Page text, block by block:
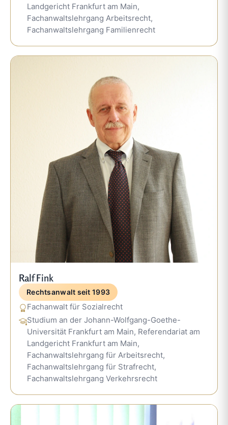
Landgericht Frankfurt am Main,
Fachanwaltslehrgang Arbeitsrecht,
Fachanwaltslehrgang Familienrecht
Ralf Fink
Rechtsanwalt seit 1993
Fachanwalt für Sozialrecht
Studium an der Johann-Wolfgang-Goethe-
Universität Frankfurt am Main, Referendariat am
Landgericht Frankfurt am Main,
Fachanwaltslehrgang für Arbeitsrecht,
Fachanwaltslehrgang für Strafrecht,
Fachanwaltslehrgang Verkehrsrecht